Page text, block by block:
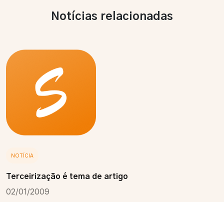
Notícias relacionadas
NOTÍCIA
Terceirização é tema de artigo
02/01/2009